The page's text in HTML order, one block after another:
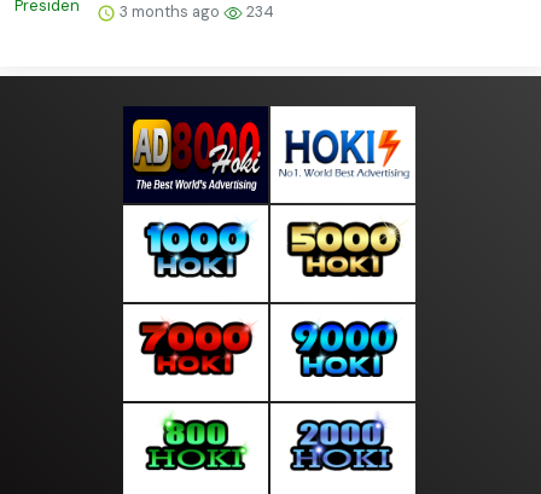
3 months ago 234